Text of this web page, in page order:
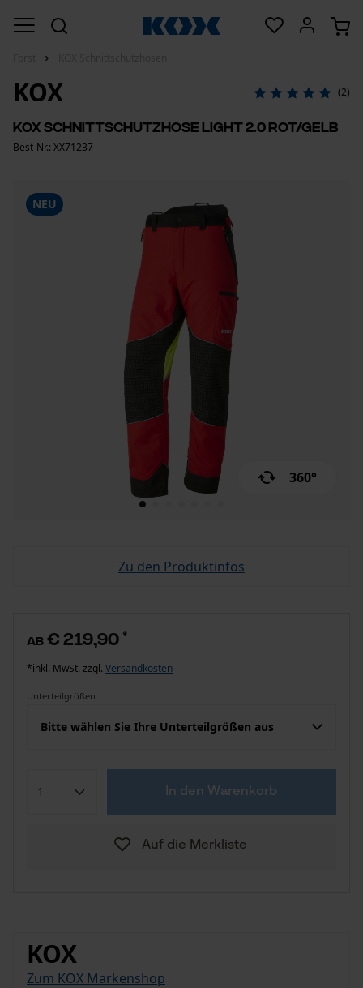
NEU
360°
KOX (2)
KOX Schnittschutzhose Light 2.0 Rot/Gelb
Best-Nr.: XX71237
Zu den Produktinfos
ab € 219,90 *
*inkl. MwSt. zzgl. Versandkosten
Unterteilgrößen
Bitte wählen Sie Ihre Unterteilgrößen aus
In den Warenkorb
Auf die Merkliste
KOX
Zum KOX Markenshop